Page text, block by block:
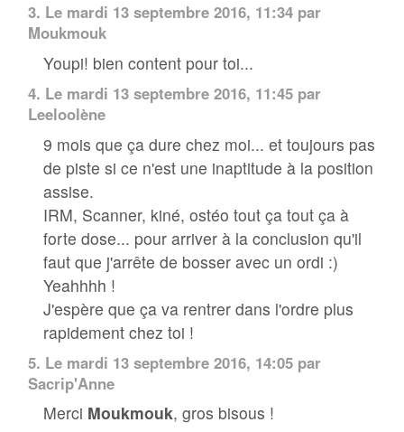
3. Le mardi 13 septembre 2016, 11:34 par
Moukmouk
Youpi! bien content pour toi...
4. Le mardi 13 septembre 2016, 11:45 par
Leeloolène
9 mois que ça dure chez moi... et toujours pas
de piste si ce n'est une inaptitude à la position
assise.
IRM, Scanner, kiné, ostéo tout ça tout ça à
forte dose... pour arriver à la conclusion qu'il
faut que j'arrête de bosser avec un ordi :)
Yeahhhh !
J'espère que ça va rentrer dans l'ordre plus
rapidement chez toi !
5. Le mardi 13 septembre 2016, 14:05 par
Sacrip'Anne
Merci Moukmouk, gros bisous !